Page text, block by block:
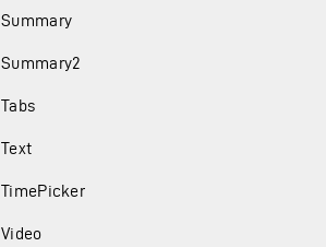
Summary
Summary2
Tabs
Text
TimePicker
Video